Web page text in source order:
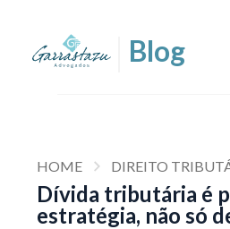
HOME DIREITO
Dívida tributária é
estratégia, não só